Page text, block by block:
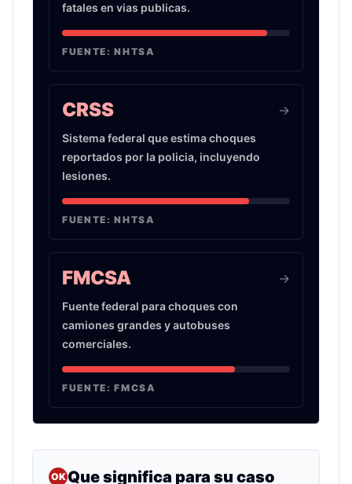
fatales en vias publicas.
FUENTE:NHTSA
CRSS
Sistema federal que estima choques
reportados por la policia, incluyendo
lesiones.
->
FUENTE:NHTSA
FMCSA
Fuente federal para choques con
camiones grandes y autobuses
comerciales.
->
FUENTE:FMCSA
OKQue significa para su caso